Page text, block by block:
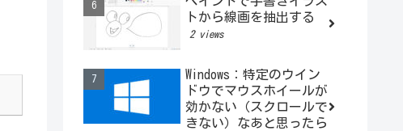
トから線画を抽出する
2 views
Windows：特定のウイン
ドウでマウスホイールが
効かない（スクロールで
きない）なあと思ったら